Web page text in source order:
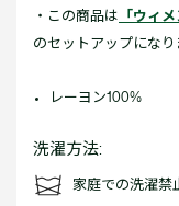
・この商品は 「ウィ
のセットアップになり
レーヨン100%
洗濯方法:
家庭での洗濯禁